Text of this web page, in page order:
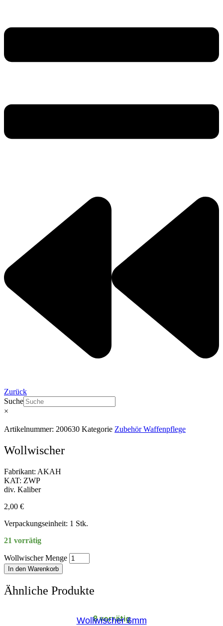
Zurück
Suche
×
Artikelnummer: 200630 Kategorie Zubehör Waffenpflege
Wollwischer
Fabrikant: AKAH
KAT: ZWP
div. Kaliber
2,00 €
Verpackungseinheit: 1 Stk.
21 vorrätig
Wollwischer Menge
In den Warenkorb
Ähnliche Produkte
8 vorrätig
Wollwischer 6mm